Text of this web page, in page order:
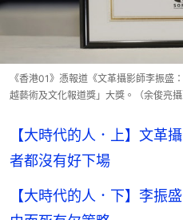
《香港01》憑報道《文革攝影師李振盛
越藝術及文化報道獎」大獎。（余俊亮攝
【大時代的人．上】文革
者都沒有好下場
【大時代的人．下】李振